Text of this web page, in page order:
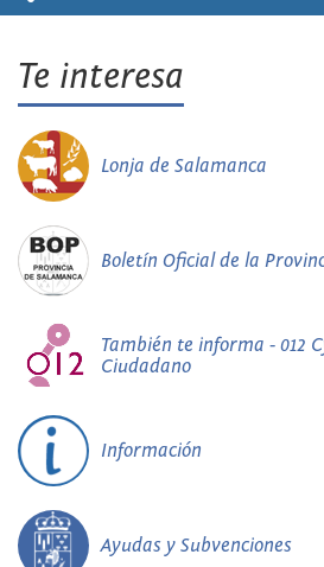
Te interesa
Lonja de Salamanca
Boletín Oficial de la
También te informa - 012
Ciudadano
Información
Ayudas y Subvenciones